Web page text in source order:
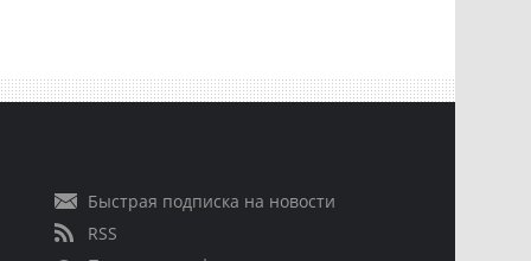
Быстрая подписка на новости
RSS